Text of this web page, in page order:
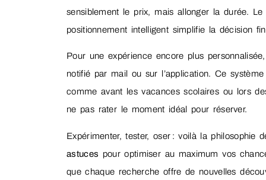
sensiblement le prix, mais allonger la durée.
positionnement intelligent simplifie la décision
Pour une expérience encore plus
notifié par mail ou sur l’application. Ce
comme avant les vacances scolaires ou lors
ne pas rater le moment idéal pour réserver.
Expérimenter, tester, oser : voilà la
astuces pour optimiser au maximum vos
que chaque recherche offre de nouvelles